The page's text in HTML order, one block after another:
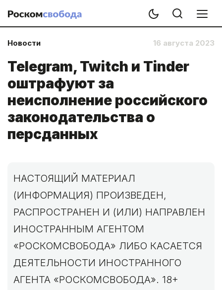
Новости 16 августа 2023
Telegram, Twitch и Tinder
оштрафуют за
неисполнение российского
законодательства о
персданных
НАСТОЯЩИЙ МАТЕРИАЛ
(ИНФОРМАЦИЯ) ПРОИЗВЕДЕН,
РАСПРОСТРАНЕН И (ИЛИ) НАПРАВЛЕН
ИНОСТРАННЫМ АГЕНТОМ
«РОСКОМСВОБОДА» ЛИБО КАСАЕТСЯ
ДЕЯТЕЛЬНОСТИ ИНОСТРАННОГО
АГЕНТА «РОСКОМСВОБОДА». 18+